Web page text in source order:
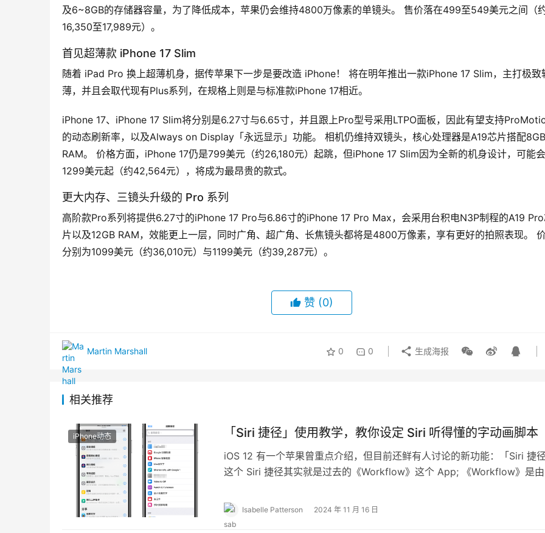
及6~8GB的存储器容量，为了降低成本，苹果仍会维持4800万像素的单镜头。 售价落在499至549美元之间（
16,350至17,989元）。
首见超薄款 iPhone 17 Slim
随着 iPad Pro 换上超薄机身，据传苹果下一步是要改造 iPhone！ 将在明年推出一款iPhone 17 Slim，主打极致
薄，并且会取代现有Plus系列，在规格上则是与标准款iPhone 17相近。
iPhone 17、iPhone 17 Slim将分别是6.27寸与6.65寸，并且跟上Pro型号采用LTPO面板，因此有望支持
的动态刷新率，以及Always on Display「永远显示」功能。 相机仍维持双镜头，核心处理器是A19芯片搭配8GB
RAM。 价格方面，iPhone 17仍是799美元（约26,180元）起跳，但iPhone 17 Slim因为全新的机身设计，可能
1299美元起（约42,564元），将成为最昂贵的款式。
更大内存、三镜头升级的 Pro 系列
高阶款Pro系列将提供6.27寸的iPhone 17 Pro与6.86寸的iPhone 17 Pro Max，会采用台积电N3P制程的A19
片以及12GB RAM，效能更上一层，同时广角、超广角、长焦镜头都将是4800万像素，享有更好的拍照表现。
分别为1099美元（约36,010元）与1199美元（约39,287元）。
赞 (0)
Martin Marshall 0 0 生成海报
相关推荐
iPhone动态 「Siri 捷径」使用教学，教你设定 Siri 听得懂的字动画脚本
iOS 12 有一个苹果曾重点介绍，但目前还鲜有人讨论的新功能：「Siri 捷
这个 Siri 捷径其实就是过去的《Workflow》这个 App; 《Workflow》是
Isabelle Patterson 2024 年 11 月 16 日